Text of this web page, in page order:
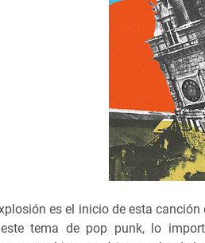
es el inicio de esta
tema de pop punk, lo